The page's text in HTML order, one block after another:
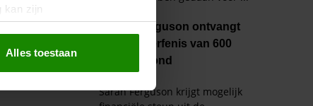
kan zijn
te bieden en om ons
Alles toestaan